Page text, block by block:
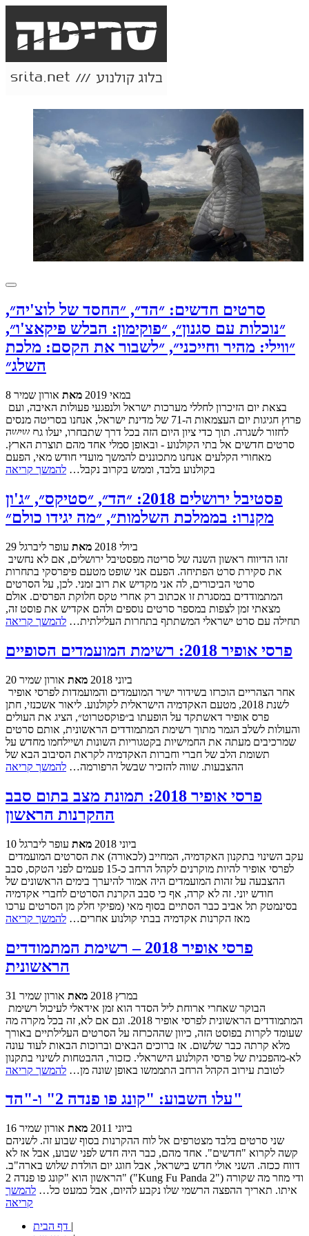
סרטים חדשים: ״הד״, ״החסד של לוצ'יה״,
״נוכלות עם סגנון״, ״פוקימון: הבלש פיקאצ'ו״,
״ווילי: מהיר וחייכני״, ״לשבור את הקסם: מלכת
השלג״
8 במאי 2019 מאת אורון שמיר
פרוץ חגיגות יום העצמאות ה-71 של מדינת ישראל, אנחנו בסריטה מנסים
לחזור לשגרה. תוך כדי ציון היום הזה בכל דרך שתבחרו, יעלו גם שישה
סרטים חדשים אל בתי הקולנוע - ובאופן סמלי אחד מהם תוצרת הארץ.
מאחורי הקלעים אנחנו מתכוננים להמשך מועדי חודש מאי, הפעם
בקולנוע בלבד, וממש בקרוב נקבל… להמשך קריאה
פסטיבל ירושלים 2018: ״הד״, ״סטיקס״, ״ג'ון
מקנרו: בממלכת השלמות״, ״מה יגידו כולם״
29 ביולי 2018 מאת עופר ליברגל
את סקירת סרט הפתיחה. הפעם אני שופט מטעם פיפרסקי בתחרות
סרטי הביכורים, לה אני מקדיש את רוב זמני. לכן, על הסרטים
המתמודדים במסגרת זו אכתוב רק אחרי טקס חלוקת הפרסים. אולם
מצאתי זמן לצפות במספר סרטים נוספים ולהם אקדיש את פוסט זה,
תחילה עם סרט ישראלי המשתתף בתחרות העלילתית… להמשך קריאה
פרסי אופיר 2018: רשימת המועמדים הסופיים
20 ביוני 2018 מאת אורון שמיר
לשנת 2018, מטעם האקדמיה הישראלית לקולנוע. ליאור אשכנזי, חתן
פרס אופיר דאשתקד על הופעתו ב״פוקסטרוט״, הציג את העולים
והעולות לשלב הגמר מתוך רשימת המתמודדים הראשונית, אותם סרטים
שמרכיבים מעתה את החמישיות בקטגוריות השונות ושיילחמו מחדש על
תשומת הלב של חברי וחברות האקדמיה לקראת הסיבוב הבא של
ההצבעות. שווה להזכיר שבשל הרפורמה… להמשך קריאה
פרסי אופיר 2018: תמונת מצב בתום סבב
ההקרנות הראשון
10 ביוני 2018 מאת עופר ליברגל
לפרסי אופיר להיות מוקרנים לקהל הרחב כ-15 פעמים לפני הטקס, סבב
ההצבעה על זהות המועמדים היה אמור להיערך בימים הראשונים של
חודש יוני. זה לא קרה, אף כי סבב הקרנת הסרטים לחברי אקדמיה
בסינמטק תל אביב כבר הסתיים בסוף מאי (מפיקי חלק מן הסרטים ערכו
מאז הקרנות אקדמיה בבתי קולנוע אחרים… להמשך קריאה
פרסי אופיר 2018 – רשימת המתמודדים
הראשונית
31 במרץ 2018 מאת אורון שמיר
המתמודדים הראשונית לפרסי אופיר 2018. וגם אם לא, זה בכל מקרה מה
שעומד לקרות בפוסט הזה, כיוון שההכרזה על הסרטים העלילתיים באורך
מלא קרתה כבר שלשום. אז ברוכים הבאים וברוכות הבאות לעוד עונה
לא-מהפכנית של פרסי הקולנוע הישראלי. כזכור, ההבטחות לשינוי בתקנון
לטובת עירוב הקהל הרחב התממשו באופן שונה מן… להמשך קריאה
עלו השבוע: "קונג פו פנדה 2" ו-"הד"
16 ביוני 2011 מאת אורון שמיר
שני סרטים בלבד מצטרפים אל לוח ההקרנות בסוף שבוע זה. לשניהם
קשה לקרוא "חדשים". אחד מהם, כבר היה חדש לפני שבוע, אבל אז לא
דווח ככזה. השני אולי חדש בישראל, אבל חוגג יום הולדת שלוש בארה"ב.
הראשון הוא "קונג פו פנדה 2" ("Kung Fu Panda 2") ודי מוזר מה שקורה
איתו. תאריך ההפצה הרשמי שלו נקבע להיום, אבל כמעט כל… להמשך
קריאה
|